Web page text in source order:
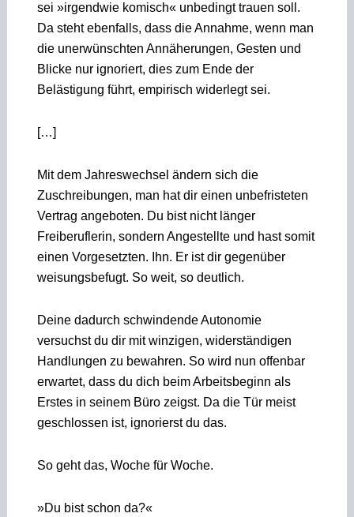
sei »irgendwie komisch« unbedingt trauen soll.
Da steht ebenfalls, dass die Annahme, wenn man
die unerwünschten Annäherungen, Gesten und
Blicke nur ignoriert, dies zum Ende der
Belästigung führt, empirisch widerlegt sei.
[…]
Mit dem Jahreswechsel ändern sich die
Zuschreibungen, man hat dir einen unbefristeten
Vertrag angeboten. Du bist nicht länger
Freiberuflerin, sondern Angestellte und hast somit
einen Vorgesetzten. Ihn. Er ist dir gegenüber
weisungsbefugt. So weit, so deutlich.
Deine dadurch schwindende Autonomie
versuchst du dir mit winzigen, widerständigen
Handlungen zu bewahren. So wird nun offenbar
erwartet, dass du dich beim Arbeitsbeginn als
Erstes in seinem Büro zeigst. Da die Tür meist
geschlossen ist, ignorierst du das.
So geht das, Woche für Woche.
»Du bist schon da?«